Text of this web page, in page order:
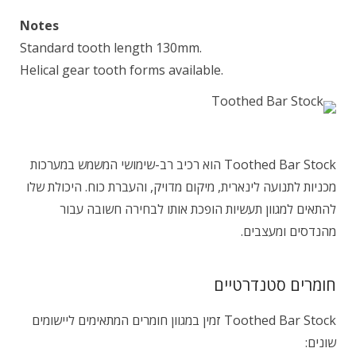
Notes
Standard tooth length 130mm.
Helical gear tooth forms available.
Toothed Bar Stock הוא רכיב רב-שימושי המשמש במערכות
מכניות לתנועה לינארית, מיקום מדויק, והעברת כוח. היכולת שלו
להתאים למגוון תעשיות הופכת אותו לבחירה חשובה עבור
מהנדסים ומעצבים.
חומרים סטנדרטיים
Toothed Bar Stock זמין במגוון חומרים המתאימים ליישומים
שונים: